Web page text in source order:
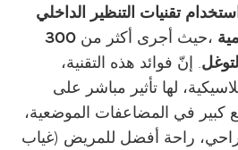
تقنيات التنظير الداخلي
،حيث أجرى أكثر من 300
. إنّ فوائد هذه التقنية،
لها تأثير مباشر على
كبير في المضاعفات الموضعية،
راحة أفضل للمريض (غياب